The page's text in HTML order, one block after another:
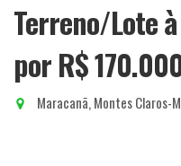
Terreno/Lote
por R$
Maracanã, Montes Claros-